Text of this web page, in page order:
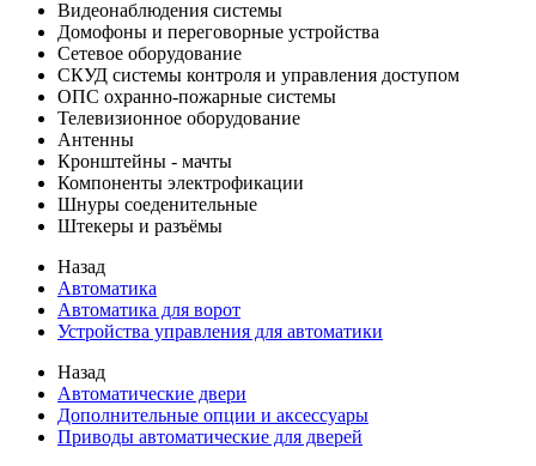
Видеонаблюдения cистемы
Домофоны и переговорные устройства
Сетевое оборудование
СКУД системы контроля и управления доступом
ОПС охранно-пожарные системы
Телевизионное оборудование
Антенны
Кронштейны - мачты
Компоненты электрофикации
Шнуры соеденительные
Штекеры и разъёмы
Назад
Автоматика
Автоматика для ворот
Устройства управления для автоматики
Назад
Автоматические двери
Дополнительные опции и аксессуары
Приводы автоматические для дверей